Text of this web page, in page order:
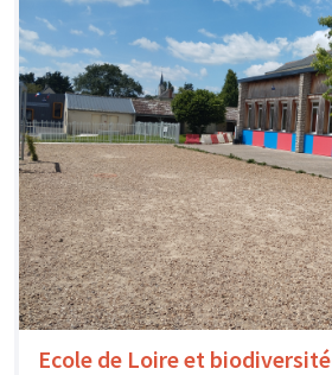
Ecole de Loire et biodiversité